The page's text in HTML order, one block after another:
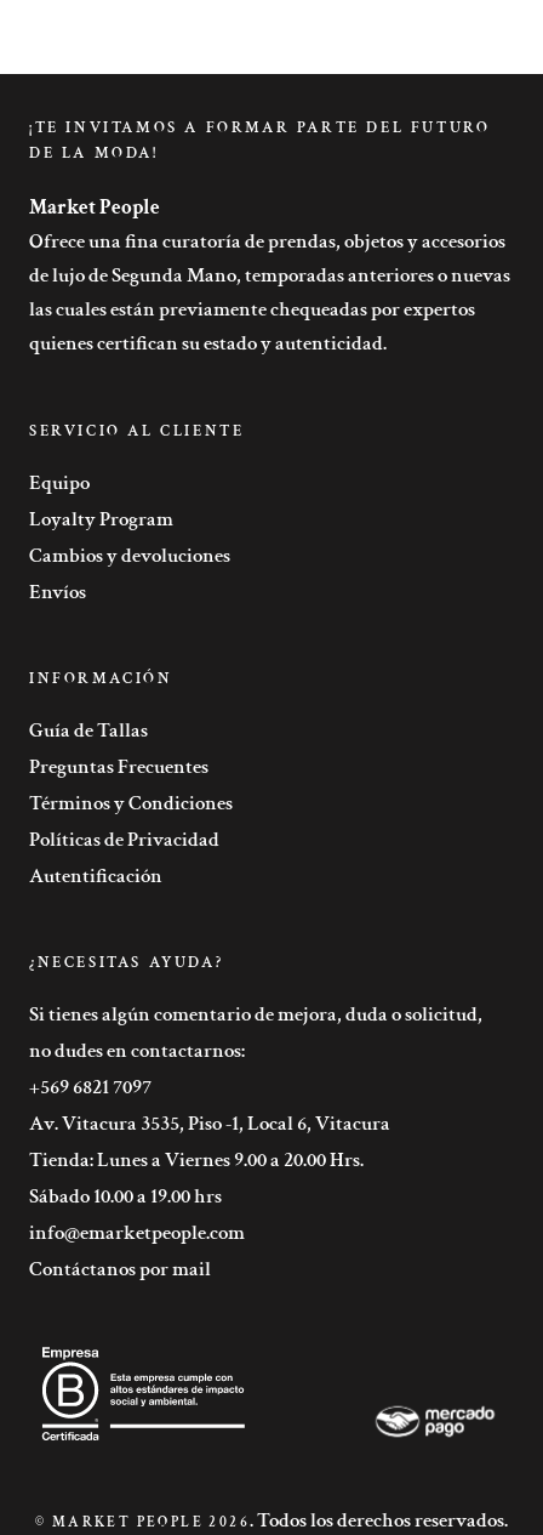
¡TE INVITAMOS A FORMAR PARTE DEL FUTURO
DE LA MODA!
Market People
Ofrece una fina curatoría de prendas, objetos y accesorios
de lujo de Segunda Mano, temporadas anteriores o nuevas
las cuales están previamente chequeadas por expertos
quienes certifican su estado y autenticidad.
SERVICIO AL CLIENTE
Equipo
Loyalty Program
Cambios y devoluciones
Envíos
INFORMACIÓN
Guía de Tallas
Preguntas Frecuentes
Términos y Condiciones
Políticas de Privacidad
Autentificación
¿NECESITAS AYUDA?
Si tienes algún comentario de mejora, duda o solicitud,
no dudes en contactarnos:
+569 6821 7097
Av. Vitacura 3535, Piso -1, Local 6, Vitacura
Tienda: Lunes a Viernes 9.00 a 20.00 Hrs.
Sábado 10.00 a 19.00 hrs
info@emarketpeople.com
Contáctanos por mail
© MARKET PEOPLE 2026. Todos los derechos reservados.